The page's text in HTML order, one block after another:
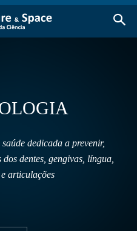
dedicada a prevenir,
dentes, gengivas, língua,
articulações